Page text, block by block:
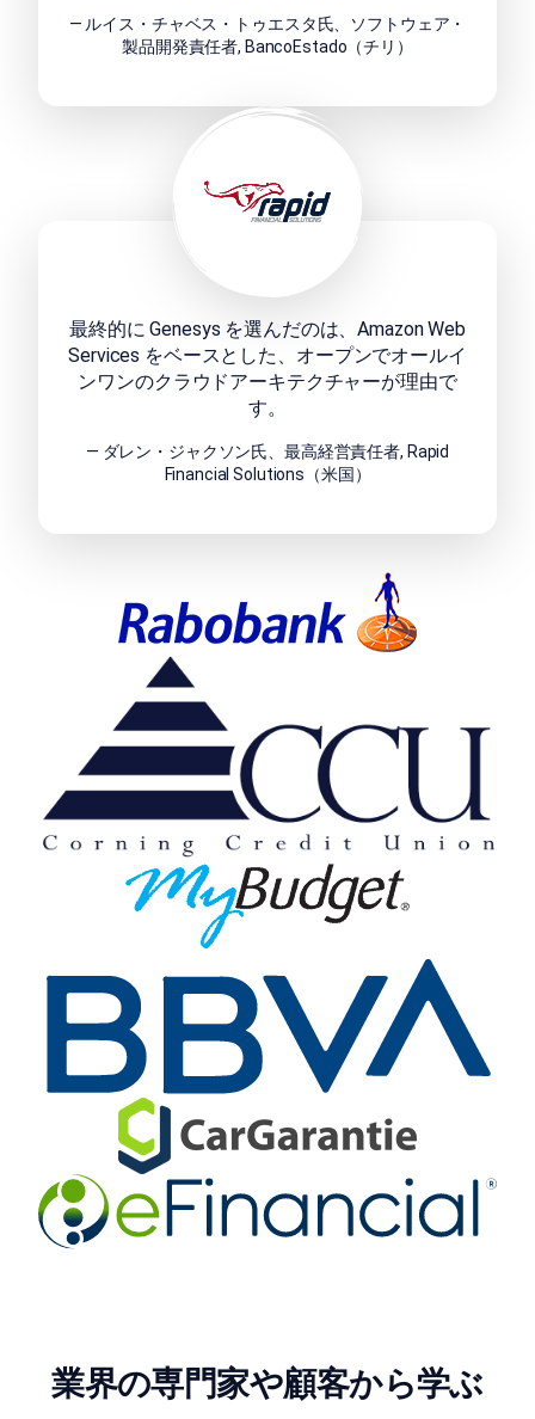
— ルイス・チャベス・トゥエスタ氏、ソフトウェア・
製品開発責任者, BancoEstado（チリ）
最終的に Genesys を選んだのは、Amazon Web
Services をベースとした、オープンでオールイ
ンワンのクラウドアーキテクチャーが理由で
す。
— ダレン・ジャクソン氏、最高経営責任者, Rapid
Financial Solutions（米国）
業界の専門家や顧客から学ぶ